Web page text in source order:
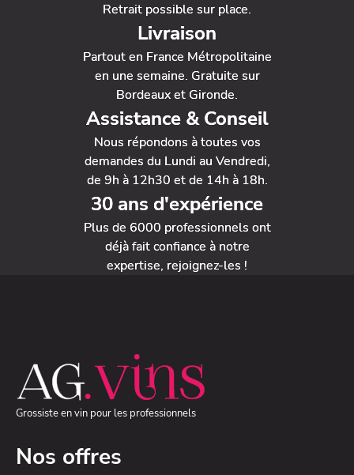
Retrait possible sur place.
Livraison
Partout en France Métropolitaine
en une semaine. Gratuite sur
Bordeaux et Gironde.
Assistance & Conseil
Nous répondons à toutes vos
demandes du Lundi au Vendredi,
de 9h à 12h30 et de 14h à 18h.
30 ans d'expérience
Plus de 6000 professionnels ont
déjà fait confiance à notre
expertise, rejoignez-les !
Grossiste en vin pour les professionnels
Nos offres